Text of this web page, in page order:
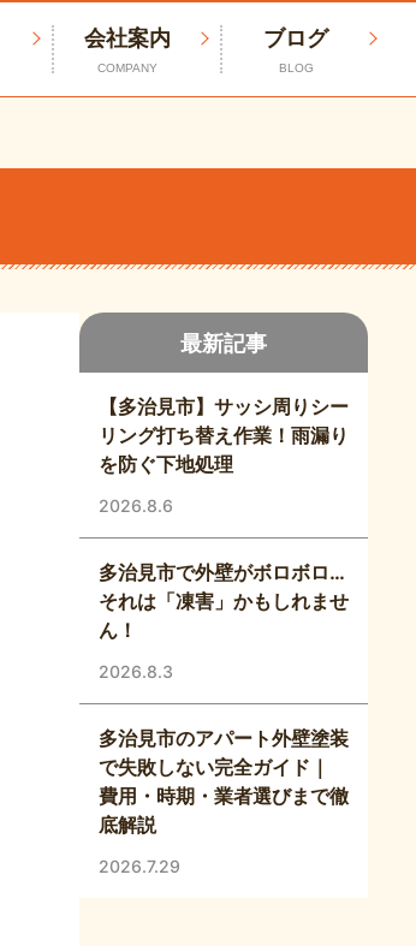
会社案内
COMPANY
ブログ
BLOG
最新記事
【多治見市】サッシ周りシー
リング打ち替え作業！雨漏り
を防ぐ下地処理
2026.8.6
多治見市で外壁がボロボロ…
それは「凍害」かもしれませ
ん！
2026.8.3
多治見市のアパート外壁塗装
で失敗しない完全ガイド｜
費用・時期・業者選びまで徹
底解説
2026.7.29